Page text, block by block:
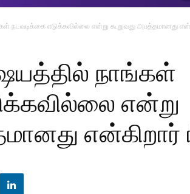
நடவடிக்கை எடுக்கவில்லை என்று கூறுவது அபத்தமானது
நாங்கள்
என்று
என்கிறார்